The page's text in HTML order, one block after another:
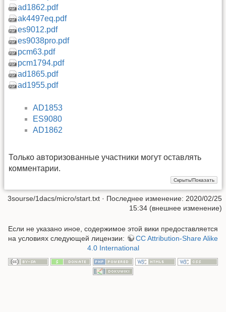
ad1862.pdf
ak4497eq.pdf
es9012.pdf
es9038pro.pdf
pcm63.pdf
pcm1794.pdf
ad1865.pdf
ad1955.pdf
AD1853
ES9080
AD1862
Только авторизованные участники могут оставлять
комментарии.
3sourse/1dacs/micro/start.txt · Последнее изменение: 2020/02/25
15:34 (внешнее изменение)
Если не указано иное, содержимое этой вики предоставляется
на условиях следующей лицензии:
CC Attribution-Share Alike
4.0 International